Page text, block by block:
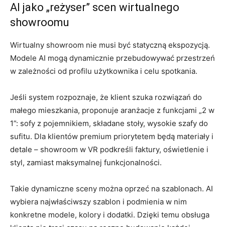
AI jako „reżyser” scen wirtualnego
showroomu
Wirtualny showroom nie musi być statyczną ekspozycją.
Modele AI mogą dynamicznie przebudowywać przestrzeń
w zależności od profilu użytkownika i celu spotkania.
Jeśli system rozpoznaje, że klient szuka rozwiązań do
małego mieszkania, proponuje aranżacje z funkcjami „2 w
1”: sofy z pojemnikiem, składane stoły, wysokie szafy do
sufitu. Dla klientów premium priorytetem będą materiały i
detale – showroom w VR podkreśli faktury, oświetlenie i
styl, zamiast maksymalnej funkcjonalności.
Takie dynamiczne sceny można oprzeć na szablonach. AI
wybiera najwłaściwszy szablon i podmienia w nim
konkretne modele, kolory i dodatki. Dzięki temu obsługa